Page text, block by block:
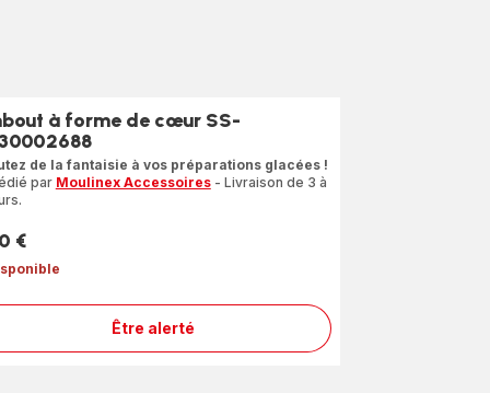
Être alerté
Embout
à forme de cœur SS-
de la fantaisie à vos préparations glacées !
par Moulinex Accessoires- Livraison de 3 à
€